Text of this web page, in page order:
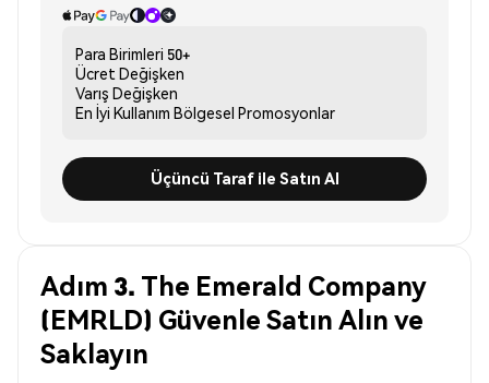
Para Birimleri 50+
Ücret Değişken
Varış Değişken
En İyi Kullanım Bölgesel Promosyonlar
Üçüncü Taraf ile Satın Al
Adım 3. The Emerald Company
(EMRLD) Güvenle Satın Alın ve
Saklayın